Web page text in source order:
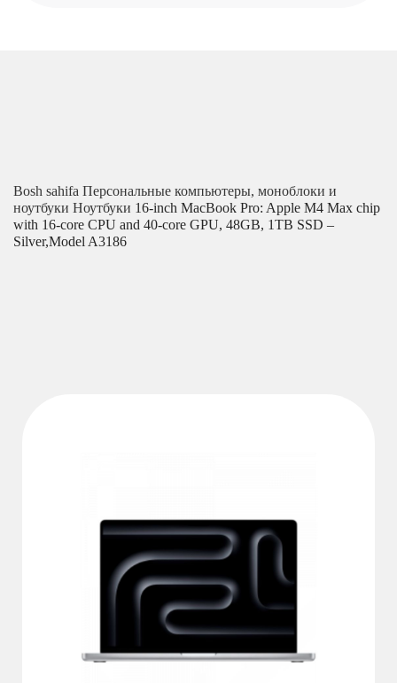
Bosh sahifa Персональные компьютеры, моноблоки и
ноутбуки Ноутбуки 16-inch MacBook Pro: Apple M4 Max chip
with 16‑core CPU and 40‑core GPU, 48GB, 1TB SSD –
Silver,Model A3186